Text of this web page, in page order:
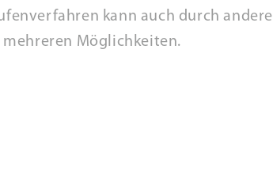
kann auch durch andere
Möglichkeiten.